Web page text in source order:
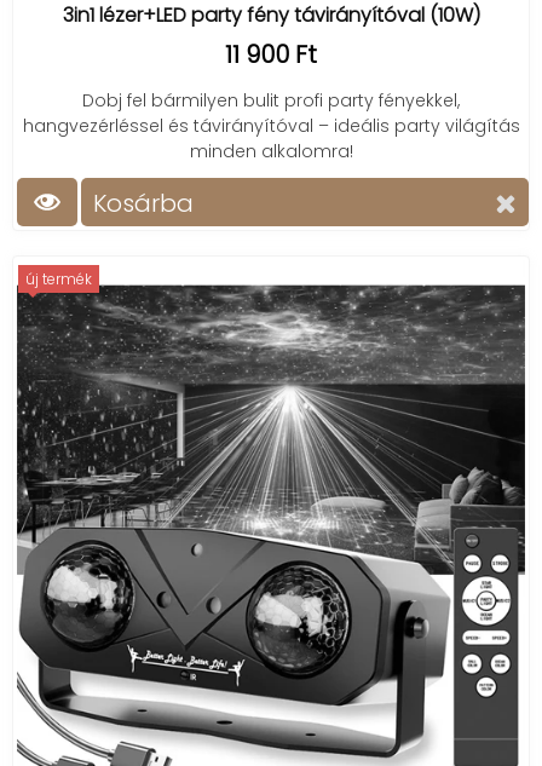
3in1 lézer+LED party fény távirányítóval (10W)
11 900 Ft
Dobj fel bármilyen bulit profi party fényekkel,
hangvezérléssel és távirányítóval – ideális party világítás
minden alkalomra!
Kosárba
új termék